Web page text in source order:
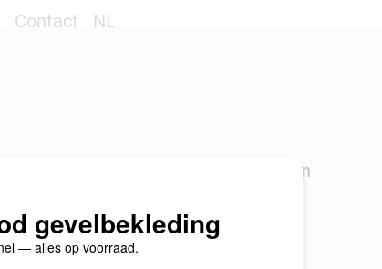
Contact
NL
11 gratis afhaalpunten